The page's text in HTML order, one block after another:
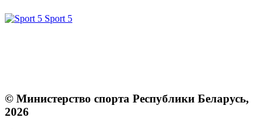
Sport 5
© Министерство спорта Республики Беларусь,
2026